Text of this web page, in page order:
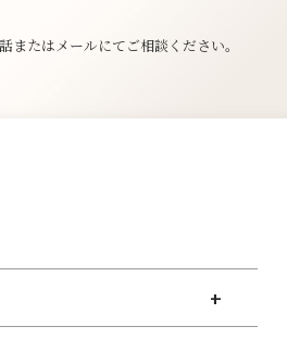
またはメールにてご相談ください。